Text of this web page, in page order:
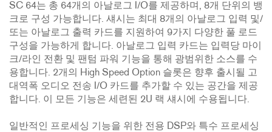
SC 64는 총 64개의 아날로그 I/O를 제공하며, 8개 단위의 뱅
크로 구성 가능합니다. 섀시는 최대 8개의 아날로그 입력 및/
또는 아날로그 출력 카드를 지원하여 9가지 다양한 풀 로드
구성을 가능하게 합니다. 아날로그 입력 카드는 입력당 마이
크/라인 전환 및 팬텀 파워 기능을 통해 광범위한 소스를 수
용합니다. 2개의 High Speed Option 슬롯은 향후 출시될 고
대역폭 오디오 전송 I/O 카드를 추가할 수 있는 공간을 제공
합니다. 이 모든 기능은 세련된 2U 랙 섀시에 수용됩니다.
일반적인 프로세싱 기능을 위한 전용 DSP와 특수 프로세싱